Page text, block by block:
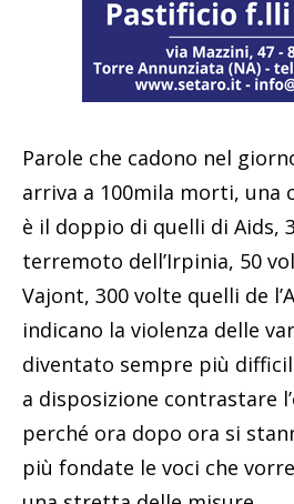
Parole che cadono nel
arriva a 100mila morti, una
è il doppio di quelli di Aids,
terremoto dell’Irpinia, 50
Vajont, 300 volte quelli de
indicano la violenza delle
diventato sempre più
a disposizione contrastare
perché ora dopo ora si
più fondate le voci che